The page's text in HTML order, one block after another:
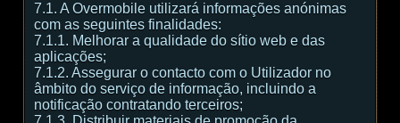
7.1. A Overmobile utilizará informações anónimas
com as seguintes finalidades:
7.1.1. Melhorar a qualidade do sítio web e das
aplicações;
7.1.2. Assegurar o contacto com o Utilizador no
âmbito do serviço de informação, incluindo a
notificação contratando terceiros;